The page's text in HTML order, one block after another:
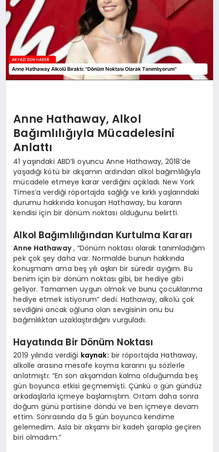
Anne Hathaway, Alkol
Bağımlılığıyla Mücadelesini
Anlattı
41 yaşındaki ABD’li oyuncu Anne Hathaway, 2018’de
yaşadığı kötü bir akşamın ardından alkol bağımlılığıyla
mücadele etmeye karar verdiğini açıkladı. New York
Times’a verdiği röportajda sağlığı ve kırklı yaşlarındaki
durumu hakkında konuşan Hathaway, bu kararın
kendisi için bir dönüm noktası olduğunu belirtti.
Alkol Bağımlılığından Kurtulma Kararı
Anne Hathaway, “Dönüm noktası olarak tanımladığım
pek çok şey daha var. Normalde bunun hakkında
konuşmam ama beş yılı aşkın bir süredir ayığım. Bu
benim için bir dönüm noktası gibi, bir hediye gibi
geliyor. Tamamen uygun olmak ve bunu çocuklarıma
hediye etmek istiyorum” dedi. Hathaway, alkolü çok
sevdiğini ancak oğluna olan sevgisinin onu bu
bağımlılıktan uzaklaştırdığını vurguladı.
Hayatında Bir Dönüm Noktası
2019 yılında verdiği kaynak: bir röportajda Hathaway,
alkolle arasına mesafe koyma kararını şu sözlerle
anlatmıştı: “En son akşamdan kalma olduğumda beş
gün boyunca etkisi geçmemişti. Çünkü o gün gündüz
arkadaşlarla içmeye başlamıştım. Ortam daha sonra
doğum günü partisine döndü ve ben içmeye devam
ettim. Sonrasında da 5 gün boyunca kendime
gelemedim. Asla bir akşamı bir kadeh şarapla geçiren
biri olmadım.”